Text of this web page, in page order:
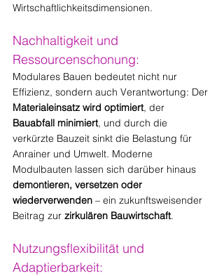
Wirtschaftlichkeitsdimensionen.
Nachhaltigkeit und
Ressourcenschonung:
Modulares Bauen bedeutet nicht nur
Effizienz, sondern auch Verantwortung: Der
Materialeinsatz wird optimiert, der
Bauabfall minimiert, und durch die
verkürzte Bauzeit sinkt die Belastung für
Anrainer und Umwelt. Moderne
Modulbauten lassen sich darüber hinaus
demontieren, versetzen oder
wiederverwenden – ein zukunftsweisender
Beitrag zur zirkulären Bauwirtschaft.
Nutzungsflexibilität und
Adaptierbarkeit: